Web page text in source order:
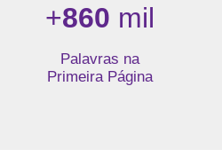
+860 mil
Palavras na
Primeira Página